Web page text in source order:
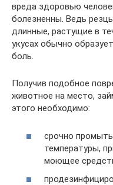
вреда здоровью
болезненны. Ведь
длинные, растущие в
укусах обычно
боль.
Получив подобное
животное на место,
этого необходимо:
срочно
температуры,
моющее